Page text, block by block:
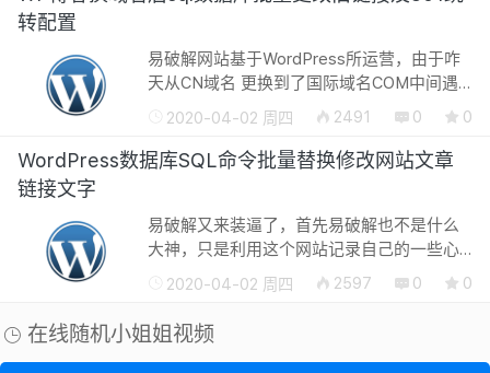
转配置
易破解网站基于WordPress所运营，由于咋
天从CN域名 更换到了国际域名COM中间遇
到了很多技术问题，比如我们之前的文章的
链接需要更改为新网站的链接，比如需要把
图片附件的地址全部更改为新网站的链接...
2020-04-02 周四 2491 0 0
WordPress数据库SQL命令批量替换修改网站文章
链接文字
易破解又来装逼了，首先易破解也不是什么
大神，只是利用这个网站记录自己的一些心
得分享给大家，也以至于以后进行查看，做
网站的朋友都应该知道换域名是一个很麻烦
的问题，这不仅仅涉及到网站的一些...
2020-04-02 周四 2597 0 0
在线随机小姐姐视频